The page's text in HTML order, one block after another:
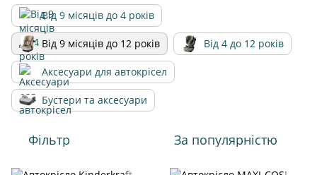
Від 9 місяців до 4 років
Від 9 місяців до 12 років Від 4 до 12 років
Аксесуари для автокрісел
Бустери та аксесуари
Фільтр За популярністю